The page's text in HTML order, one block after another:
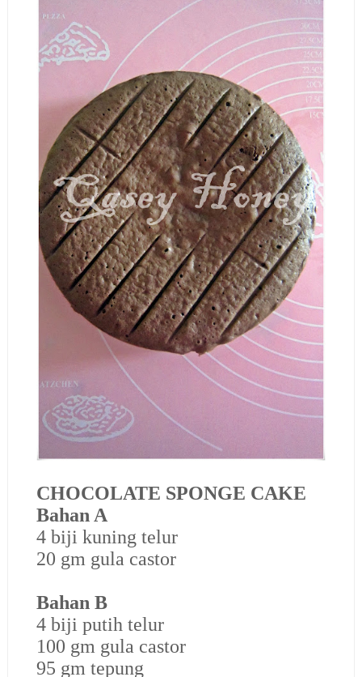
CHOCOLATE SPONGE CAKE
Bahan A
4 biji kuning telur
20 gm gula castor
Bahan B
4 biji putih telur
100 gm gula castor
95 gm tepung